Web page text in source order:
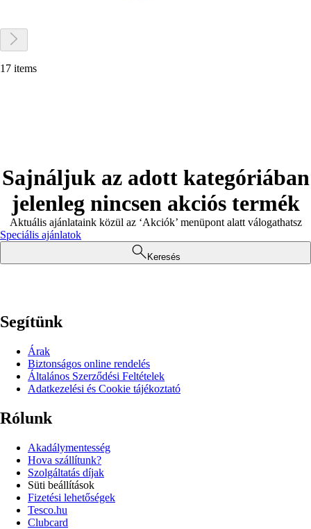
17 items
Sajnáljuk az adott kategóriában
jelenleg nincsen akciós termék
Aktuális ajánlataink közül az ‘Akciók’ menüpont alatt válogathatsz
Speciális ajánlatok
Keresés
Segítünk
Árak
Biztonságos online rendelés
Általános Szerződési Feltételek
Adatkezelési és Cookie tájékoztató
Rólunk
Akadálymentesség
Hova szállítunk?
Szolgáltatás díjak
Süti beállítások
Fizetési lehetőségek
Tesco.hu
Clubcard